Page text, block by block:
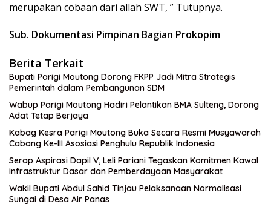
merupakan cobaan dari allah SWT, ” Tutupnya.
Sub. Dokumentasi Pimpinan Bagian Prokopim
Berita Terkait
Bupati Parigi Moutong Dorong FKPP Jadi Mitra Strategis
Pemerintah dalam Pembangunan SDM
Wabup Parigi Moutong Hadiri Pelantikan BMA Sulteng, Dorong
Adat Tetap Berjaya
Kabag Kesra Parigi Moutong Buka Secara Resmi Musyawarah
Cabang Ke-III Asosiasi Penghulu Republik Indonesia
Serap Aspirasi Dapil V, Leli Pariani Tegaskan Komitmen Kawal
Infrastruktur Dasar dan Pemberdayaan Masyarakat
Wakil Bupati Abdul Sahid Tinjau Pelaksanaan Normalisasi
Sungai di Desa Air Panas